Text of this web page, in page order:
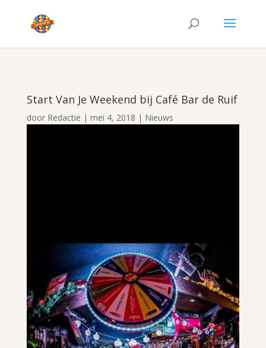
Start Van Je Weekend bij Café Bar de Ruif
door Redactie | mei 4, 2018 | Nieuws